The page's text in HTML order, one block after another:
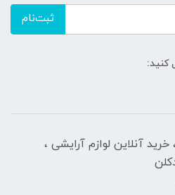
ثبت‌نام
کنید:
آنلاین لوازم آرایشی ،